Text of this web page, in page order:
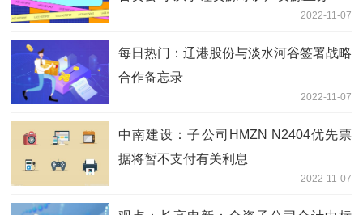
2022-11-07
每日热门：辽港股份与淡水河谷签署战略
合作备忘录
2022-11-07
中南建设：子公司HMZN N2404优先票
据将暂不支付有关利息
2022-11-07